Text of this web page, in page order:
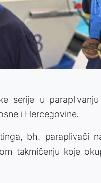
serije u
i Hercegovine.
bh. paraplivači
takmičenju koje